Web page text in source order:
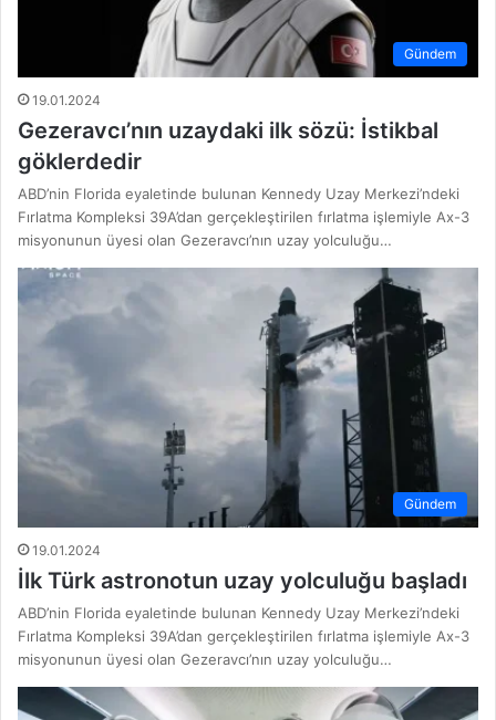
Gündem
19.01.2024
Gezeravcı’nın uzaydaki ilk sözü: İstikbal
göklerdedir
ABD’nin Florida eyaletinde bulunan Kennedy Uzay Merkezi’ndeki
Fırlatma Kompleksi 39A’dan gerçekleştirilen fırlatma işlemiyle Ax-3
misyonunun üyesi olan Gezeravcı’nın uzay yolculuğu…
Gündem
19.01.2024
İlk Türk astronotun uzay yolculuğu başladı
ABD’nin Florida eyaletinde bulunan Kennedy Uzay Merkezi’ndeki
Fırlatma Kompleksi 39A’dan gerçekleştirilen fırlatma işlemiyle Ax-3
misyonunun üyesi olan Gezeravcı’nın uzay yolculuğu…